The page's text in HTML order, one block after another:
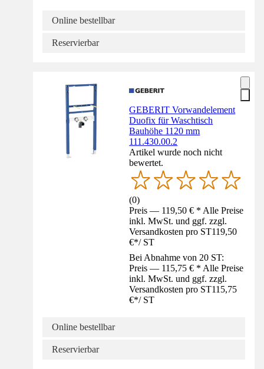
Online bestellbar
Reservierbar
GEBERIT Vorwandelement
Duofix für Waschtisch
Bauhöhe 1120 mm
111.430.00.2
Artikel wurde noch nicht
bewertet.
(0)
Preis — 119,50 € * Alle Preise
inkl. MwSt. und ggf. zzgl.
Versandkosten pro ST119,50
€*/ ST
Bei Abnahme von 20 ST:
Preis — 115,75 € * Alle Preise
inkl. MwSt. und ggf. zzgl.
Versandkosten pro ST115,75
€*/ ST
Online bestellbar
Reservierbar